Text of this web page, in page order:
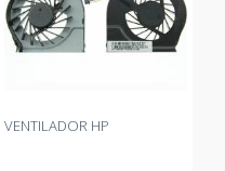
VENTILADOR HP